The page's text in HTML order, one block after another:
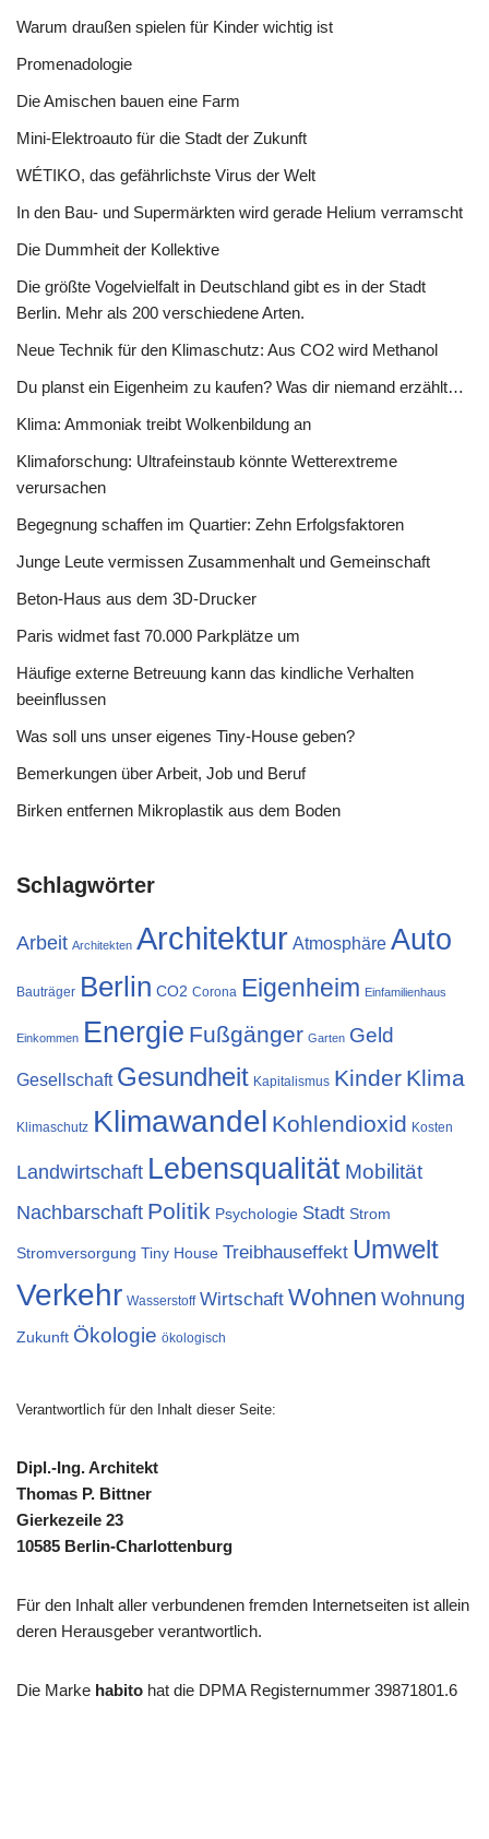
Warum draußen spielen für Kinder wichtig ist
Promenadologie
Die Amischen bauen eine Farm
Mini-Elektroauto für die Stadt der Zukunft
WÉTIKO, das gefährlichste Virus der Welt
In den Bau- und Supermärkten wird gerade Helium verramscht
Die Dummheit der Kollektive
Die größte Vogelvielfalt in Deutschland gibt es in der Stadt
Berlin. Mehr als 200 verschiedene Arten.
Neue Technik für den Klimaschutz: Aus CO2 wird Methanol
Du planst ein Eigenheim zu kaufen? Was dir niemand erzählt…
Klima: Ammoniak treibt Wolkenbildung an
Klimaforschung: Ultrafeinstaub könnte Wetterextreme
verursachen
Begegnung schaffen im Quartier: Zehn Erfolgsfaktoren
Junge Leute vermissen Zusammenhalt und Gemeinschaft
Beton-Haus aus dem 3D-Drucker
Paris widmet fast 70.000 Parkplätze um
Häufige externe Betreuung kann das kindliche Verhalten
beeinflussen
Was soll uns unser eigenes Tiny-House geben?
Bemerkungen über Arbeit, Job und Beruf
Birken entfernen Mikroplastik aus dem Boden
Schlagwörter
Arbeit Architekten Architektur Atmosphäre Auto
Bauträger Berlin CO2 Corona Eigenheim Einfamilienhaus
Einkommen Energie Fußgänger Garten Geld
Gesellschaft Gesundheit Kapitalismus Kinder Klima
Klimaschutz Klimawandel Kohlendioxid Kosten
Landwirtschaft Lebensqualität Mobilität
Nachbarschaft Politik Psychologie Stadt Strom
Stromversorgung Tiny House Treibhauseffekt Umwelt
Verkehr Wasserstoff Wirtschaft Wohnen Wohnung
Zukunft Ökologie ökologisch
Verantwortlich für den Inhalt dieser Seite:
Dipl.-Ing. Architekt
Thomas P. Bittner
Gierkezeile 23
10585 Berlin-Charlottenburg
Für den Inhalt aller verbundenen fremden Internetseiten ist allein
deren Herausgeber verantwortlich.
Die Marke habito hat die DPMA Registernummer 39871801.6